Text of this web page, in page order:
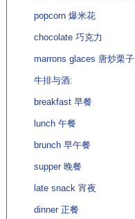
popcorn 爆米花
chocolate 巧克力
marrons glaces 唐炒栗子
牛排与酒:
breakfast 早餐
lunch 午餐
brunch 早午餐
supper 晚餐
late snack 宵夜
dinner 正餐